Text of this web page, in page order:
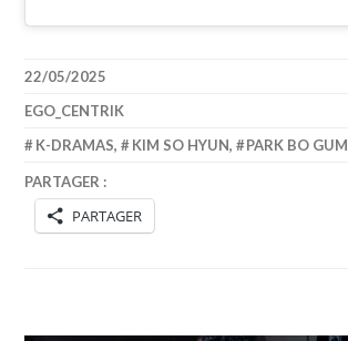
22/05/2025
EGO_CENTRIK
K-DRAMAS, KIM SO HYUN, PARK BO GUM
PARTAGER :
PARTAGER